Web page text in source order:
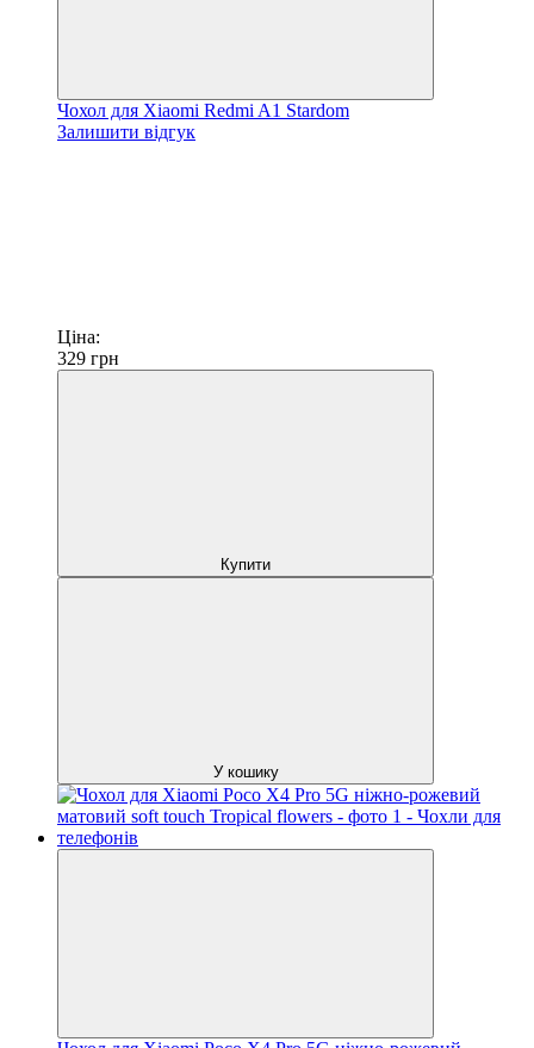
Чохол для Xiaomi Redmi A1 Stardom
Залишити відгук
Ціна:
329 грн
Купити
У кошику